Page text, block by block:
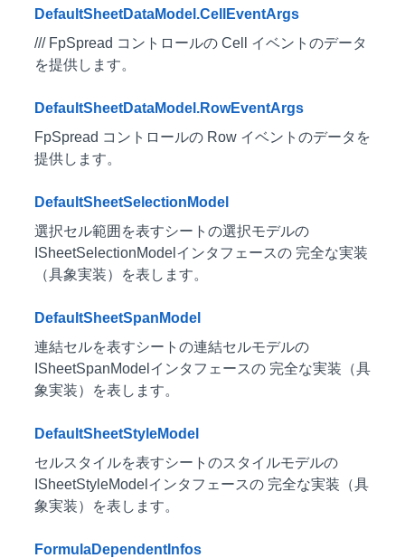
DefaultSheetDataModel.CellEventArgs
/// FpSpread コントロールの Cell イベントのデータ
を提供します。
DefaultSheetDataModel.RowEventArgs
FpSpread コントロールの Row イベントのデータを
提供します。
DefaultSheetSelectionModel
選択セル範囲を表すシートの選択モデルの
ISheetSelectionModelインタフェースの 完全な実装
（具象実装）を表します。
DefaultSheetSpanModel
連結セルを表すシートの連結セルモデルの
ISheetSpanModelインタフェースの 完全な実装（具
象実装）を表します。
DefaultSheetStyleModel
セルスタイルを表すシートのスタイルモデルの
ISheetStyleModelインタフェースの 完全な実装（具
象実装）を表します。
FormulaDependentInfos